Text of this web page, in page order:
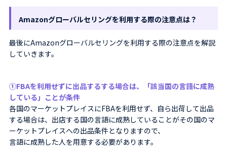
Amazonグローバルセリングを利用する際の注意点は？
最後にAmazonグローバルセリングを利用する際の注意点を解説
していきます。
①FBAを利用せずに出品するする場合は、「該当国の言語に成熟
している」ことが条件
各国のマーケットプレイスにFBAを利用せず、自ら出荷して出品
する場合は、出店する国の言語に成熟していることがその国のマ
ーケットプレイスへの出品条件となりますので、
言語に成熟した人を用意する必要があります。